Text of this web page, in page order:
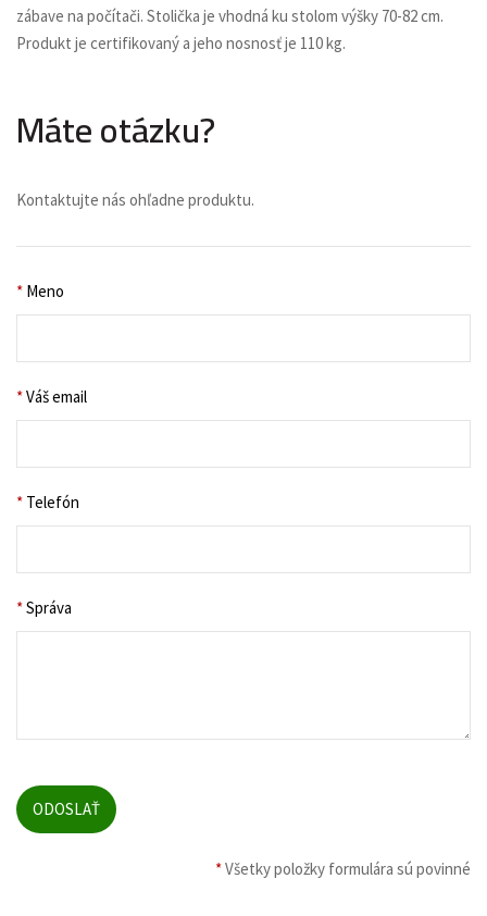
zábave na počítači. Stolička je vhodná ku stolom výšky 70-82 cm.
Produkt je certifikovaný a jeho nosnosť je 110 kg.
Máte otázku?
Kontaktujte nás ohľadne produktu.
* Meno
*Váš email
* Telefón
*Správa
*Všetky položky formulára sú povinné